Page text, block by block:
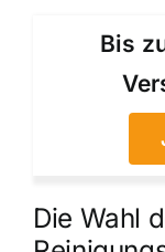
Bis
Die Wahl